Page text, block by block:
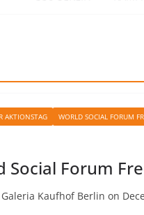
AKTIONSTAG WORLD SOCIAL FORUM
Forum
Kaufhof Berlin on